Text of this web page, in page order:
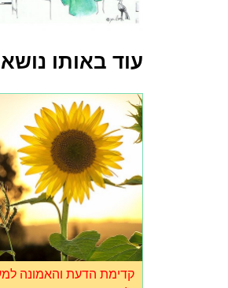
עוד באותו נושא
קדימת הדעת והאמונה